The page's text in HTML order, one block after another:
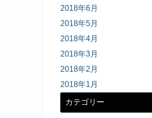
2018年6月
2018年5月
2018年4月
2018年3月
2018年2月
2018年1月
カテゴリー